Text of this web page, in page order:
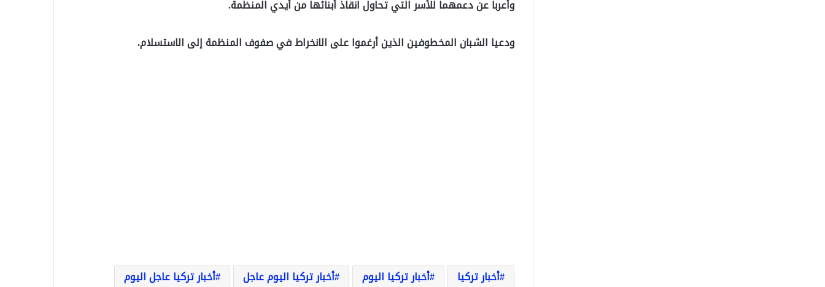
وأعربا عن دعمهما للأسر التي تحاول انقاذ أبنائها من أيدي المنظمة.
ودعيا الشبان المخطوفين الذين أرغموا على الانخراط في صفوف المنظمة إلى الاستسلام.
أخبار تركيا أخبار تركيا اليوم أخبار تركيا اليوم عاجل أخبار تركيا عاجل اليوم